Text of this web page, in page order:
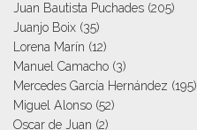
Juan Bautista Puchades (205)
Juanjo Boix (35)
Lorena Marín (12)
Manuel Camacho (3)
Mercedes García Hernández (195)
Miguel Alonso (52)
Oscar de Juan (2)